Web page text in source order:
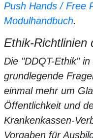
Push Hands / Free
Modulhandbuch.
Ethik-Richtlinien
Die "DDQT-Ethik"
grundlegende
einmal mehr um
Öffentlichkeit und
Krankenkassen-
Vorgaben für